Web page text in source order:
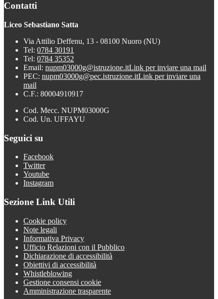
Contatti
Liceo Sebastiano Satta
Via Attilio Deffenu, 13 - 08100 Nuoro (NU)
Tel: 0784 30191
Tel: 0784 35352
Email: nupm03000g@istruzione.itLink per inviare una mail
PEC: nupm03000g@pec.istruzione.itLink per inviare una
mail
C.F.: 80004910917
Cod. Mecc. NUPM03000G
Cod. Un. UFFAYU
Seguici su
Facebook
Twitter
Youtube
Instagram
Sezione Link Utili
Cookie policy
Note legali
Informativa Privacy
Ufficio Relazioni con il Pubblico
Dichiarazione di accessibilità
Obiettivi di accessibilità
Whistleblowing
Gestione consensi cookie
Amministrazione trasparente